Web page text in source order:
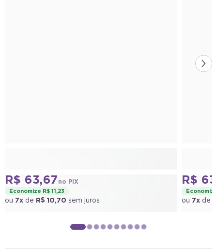
R$ 63,67 no PIX
Economize R$ 11,23
7x de R$ 10,70 sem juros
R$
7x de